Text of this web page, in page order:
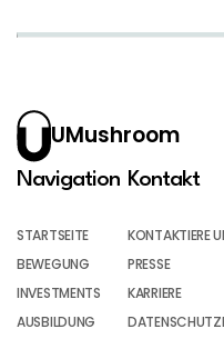
UMushroom
Navigation
STARTSEITE
BEWEGUNG
INVESTMENTS
AUSBILDUNG
Kontakt
KONTAKTIERE
PRESSE
KARRIERE